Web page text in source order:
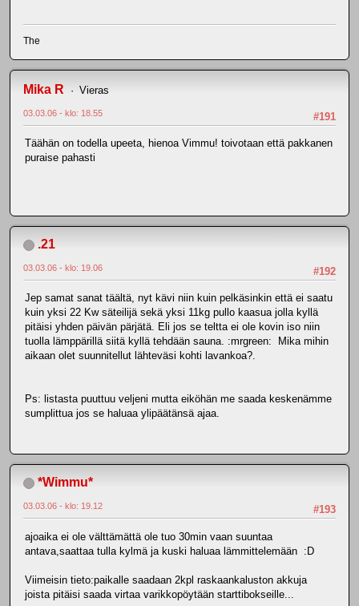
The
Mika R Vieras
#191
03.03.06 - klo: 18.55
Täähän on todella upeeta, hienoa Vimmu! toivotaan että pakkanen
puraise pahasti
.21
#192
03.03.06 - klo: 19.06
Jep samat sanat täältä, nyt kävi niin kuin pelkäsinkin että ei saatu
kuin yksi 22 Kw säteilijä sekä yksi 11kg pullo kaasua jolla kyllä
pitäisi yhden päivän pärjätä. Eli jos se teltta ei ole kovin iso niin
tuolla lämppärillä siitä kyllä tehdään sauna. :mrgreen: Mika mihin
aikaan olet suunnitellut lähteväsi kohti lavankoa?.
Ps: listasta puuttuu veljeni mutta eiköhän me saada keskenämme
sumplittua jos se haluaa ylipäätänsä ajaa.
*Wimmu*
#193
03.03.06 - klo: 19.12
ajoaika ei ole välttämättä ole tuo 30min vaan suuntaa
antava,saattaa tulla kylmä ja kuski haluaa lämmittelemään :D
Viimeisin tieto:paikalle saadaan 2kpl raskaankaluston akkuja
joista pitäisi saada virtaa varikkopöytään starttibokseille...